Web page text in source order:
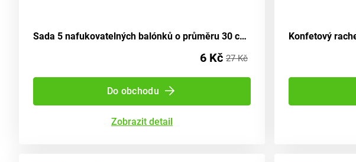
Sada 5 nafukovatelných balónků o průměru 30 cm, s motivem číslo 18
6 Kč 27 Kč
Do obchodu
Zobrazit detail